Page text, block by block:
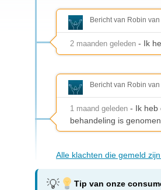
Bericht van Robin van
2 maanden geleden - Ik
Bericht van Robin van
1 maand geleden - Ik heb
behandeling is genomen.
Alle klachten die gemeld
Tip van onze